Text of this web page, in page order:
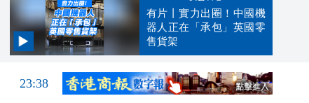
有片丨實力出圈！中國機
器人正在「承包」英國零
售貨架
23:45